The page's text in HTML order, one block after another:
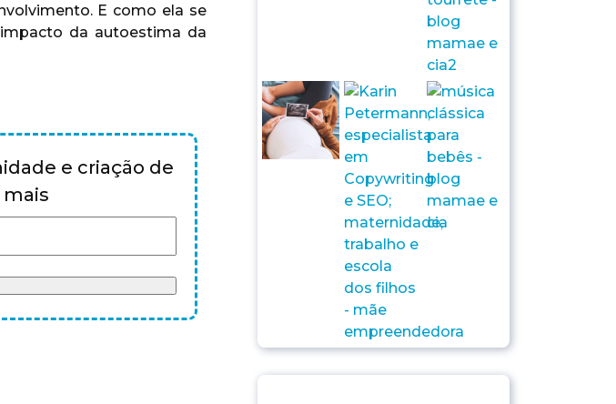
E como ela se
da autoestima da
e criação de